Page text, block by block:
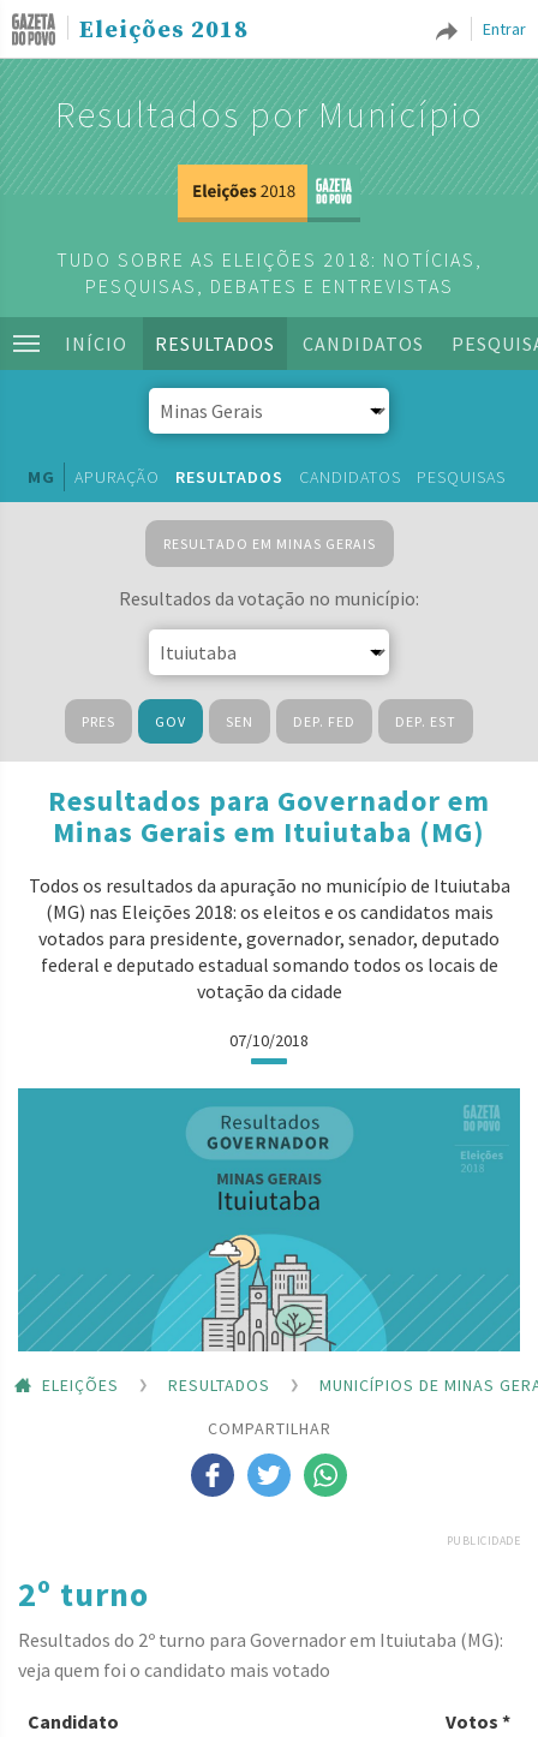
Entrar
Eleições 2018
Resultados por Município
TUDO SOBRE AS ELEIÇÕES 2018: NOTÍCIAS,
PESQUISAS, DEBATES E ENTREVISTAS
INÍCIO RESULTADOS CANDIDATOS
MG APURAÇÃO RESULTADOS CANDIDATOS PESQUISAS
RESULTADO EM MINAS GERAIS
Resultados da votação no município:
PRES GOV SEN DEP. FED DEP. EST
Resultados para Governador em
Minas Gerais em Ituiutaba (MG)
Todos os resultados da apuração no município de Ituiutaba
(MG) nas Eleições 2018: os eleitos e os candidatos mais
votados para presidente, governador, senador, deputado
federal e deputado estadual somando todos os locais de
votação da cidade
07/10/2018
ELEIÇÕES RESULTADOS
MUNICÍPIOS DE MINAS
COMPARTILHAR
PUBLICIDADE
2º turno
Resultados do 2º turno para Governador em Ituiutaba (MG):
veja quem foi o candidato mais votado
Candidato Votos *